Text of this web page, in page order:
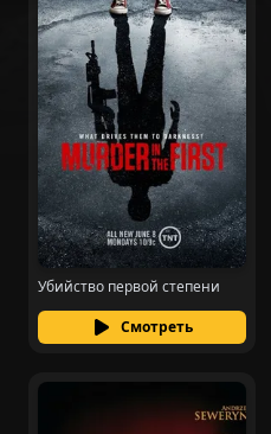
Убийство первой степени
Смотреть